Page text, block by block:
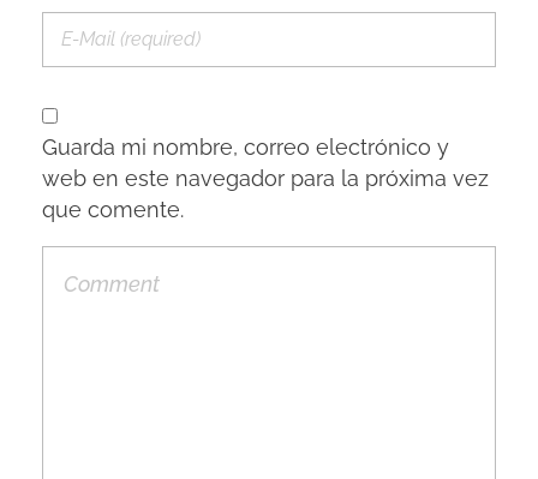
Guarda mi nombre, correo electrónico y
web en este navegador para la próxima vez
que comente.